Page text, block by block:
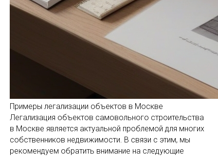
Примеры легализации объектов в Москве
Легализация объектов самовольного строительства
в Москве является актуальной проблемой для многих
собственников недвижимости. В связи с этим, мы
рекомендуем обратить внимание на следующие